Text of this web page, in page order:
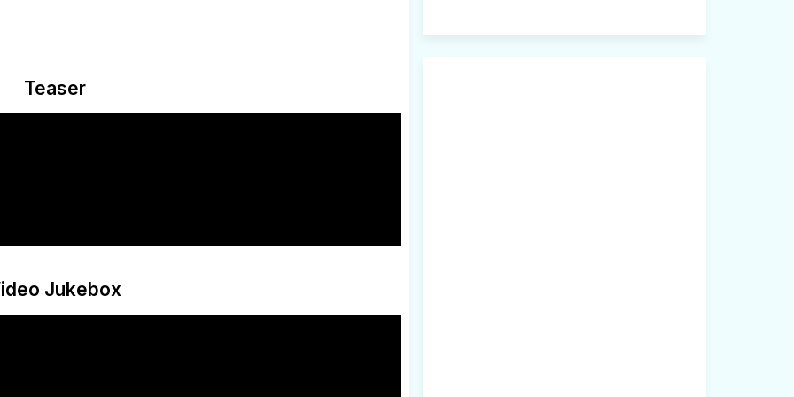
Teaser
Jukebox